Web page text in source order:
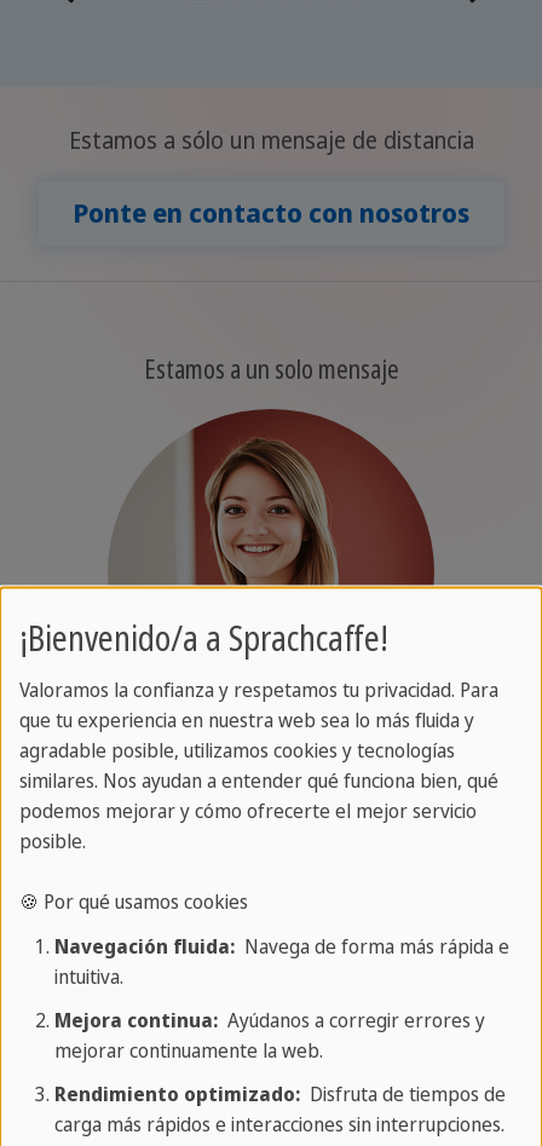
Estamos a sólo un mensaje de distancia
Ponte en contacto con nosotros
Estamos a un solo mensaje
Ponte en contacto con nosotros
Precios y detalles en tus manos
¡Bienvenido/a a Sprachcaffe!
Valoramos la confianza y respetamos tu privacidad. Para
que tu experiencia en nuestra web sea lo más fluida y
agradable posible, utilizamos cookies y tecnologías
similares. Nos ayudan a entender qué funciona bien, qué
podemos mejorar y cómo ofrecerte el mejor servicio
posible.
🍪 Por qué usamos cookies
Navegación fluida:Navega de forma más rápida e
intuitiva.
Mejora continua:Ayúdanos a corregir errores y
mejorar continuamente la web.
Rendimiento optimizado:Disfruta de tiempos de
carga más rápidos e interacciones sin interrupciones.